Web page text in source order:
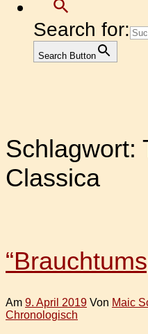
Search for:
Search Button
Schlagwort:
Classica
Am 9. April 2019 Von Maic
Chronologisch